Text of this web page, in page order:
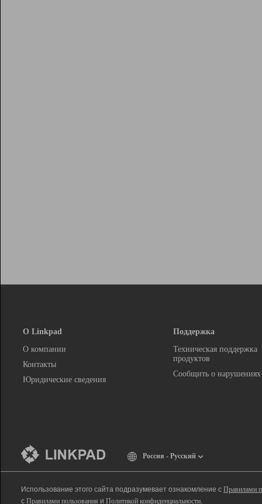
О Linkpad
О компании
Контакты
Юридические сведения
Поддержка
Техническая поддержка
продуктов
Сообщить о нарушениях
Россия - Русский
Использование этого сайта подразумевает ознакомление с Правилами
с Правилами пользования и Политикой конфиденциальности.